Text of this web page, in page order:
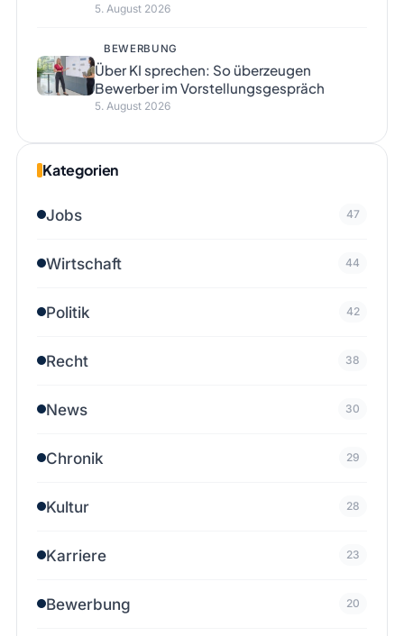
5. August 2026
BEWERBUNG
Über KI sprechen: So überzeugen
Bewerber im Vorstellungsgespräch
5. August 2026
Kategorien
Jobs 47
Wirtschaft 44
Politik 42
Recht 38
News 30
Chronik 29
Kultur 28
Karriere 23
Bewerbung 20